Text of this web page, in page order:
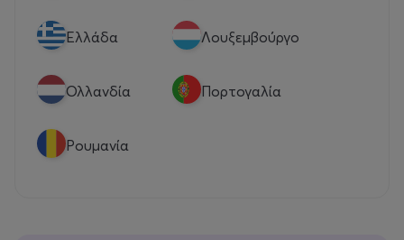
Eλλάδα Λουξεμβούργο
Ολλανδία Πορτογαλία
Ρουμανία